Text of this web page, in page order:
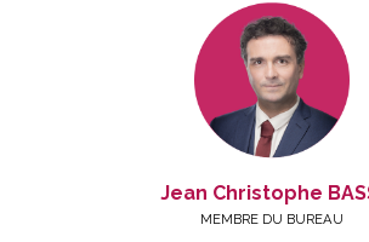
Jean Christophe
MEMBRE DU BUREAU